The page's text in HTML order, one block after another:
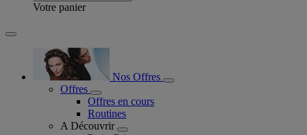
Votre panier
Nos Offres
Offres
Offres en cours
Routines
A Découvrir